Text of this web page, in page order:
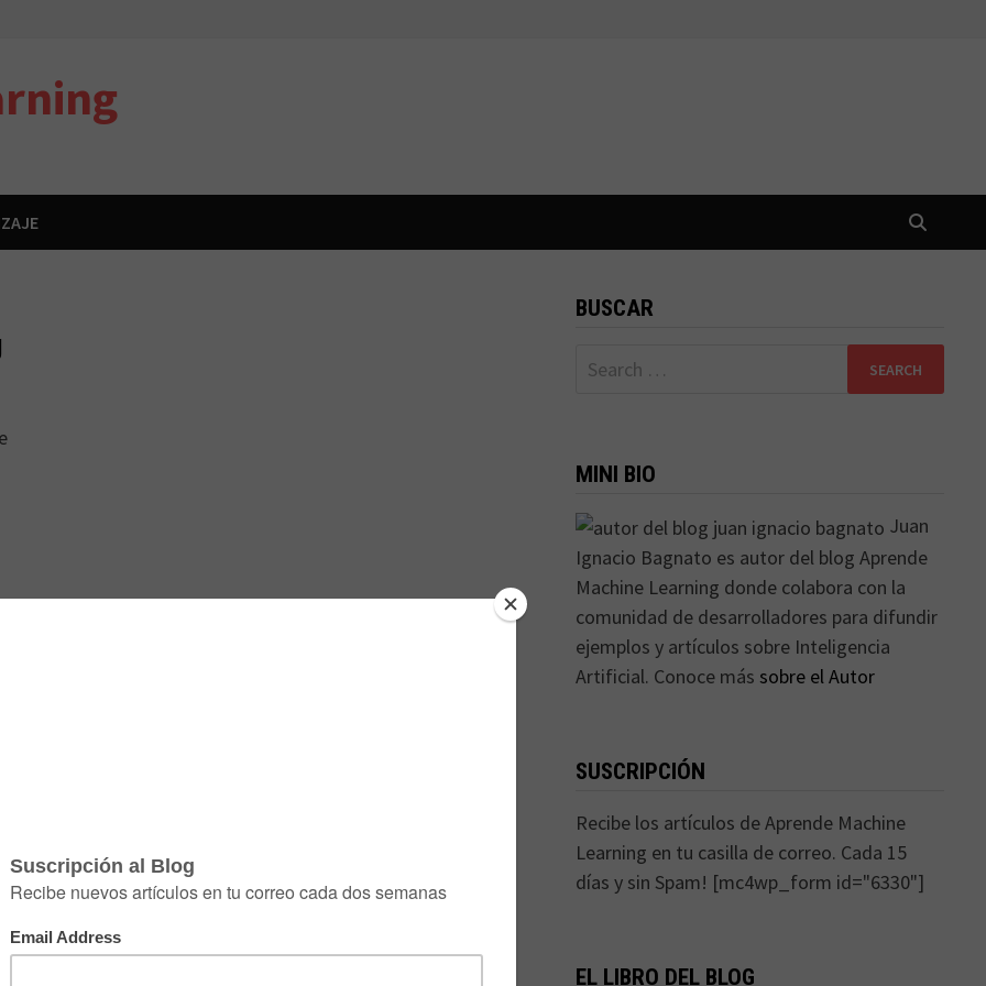
BUSCAR
Search
MINI BIO
Juan
Ignacio Bagnato es autor del blog Aprende
Machine Learning donde colabora con la
comunidad de desarrolladores para difundir
ejemplos y artículos sobre Inteligencia
Artificial. Conoce más sobre el Autor
SUSCRIPCIÓN
Recibe los artículos de Aprende Machine
Learning en tu casilla de correo. Cada 15
días y sin Spam! [mc4wp_form id="6330"]
EL LIBRO DEL BLOG